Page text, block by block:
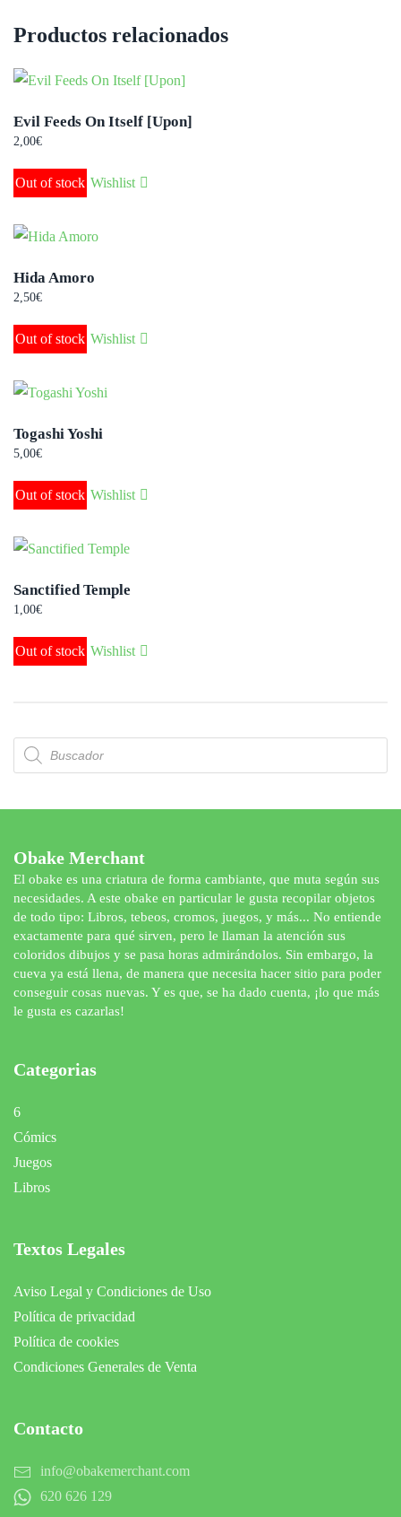
Productos relacionados
Evil Feeds On Itself [Upon]
2,00€
Out of stock Wishlist
Hida Amoro
2,50€
Out of stock Wishlist
Togashi Yoshi
5,00€
Out of stock Wishlist
Sanctified Temple
1,00€
Out of stock Wishlist
Búsqueda
de
productos
Obake Merchant
El obake es una criatura de forma cambiante, que muta según sus
necesidades. A este obake en particular le gusta recopilar objetos
de todo tipo: Libros, tebeos, cromos, juegos, y más... No entiende
exactamente para qué sirven, pero le llaman la atención sus
coloridos dibujos y se pasa horas admirándolos. Sin embargo, la
cueva ya está llena, de manera que necesita hacer sitio para poder
conseguir cosas nuevas. Y es que, se ha dado cuenta, ¡lo que más
le gusta es cazarlas!
Categorias
6
Cómics
Juegos
Libros
Textos Legales
Aviso Legal y Condiciones de Uso
Política de privacidad
Política de cookies
Condiciones Generales de Venta
Contacto
info@obakemerchant.com
620 626 129